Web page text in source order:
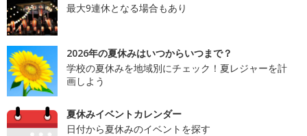
最大9連休となる場合もあり
2026年の夏休みはいつからいつまで？
学校の夏休みを地域別にチェック！夏レジャーを計
画しよう
夏休みイベントカレンダー
日付から夏休みのイベントを探す